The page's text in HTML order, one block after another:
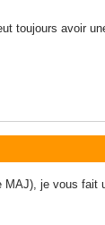
toujours avoir
MAJ), je vous fait